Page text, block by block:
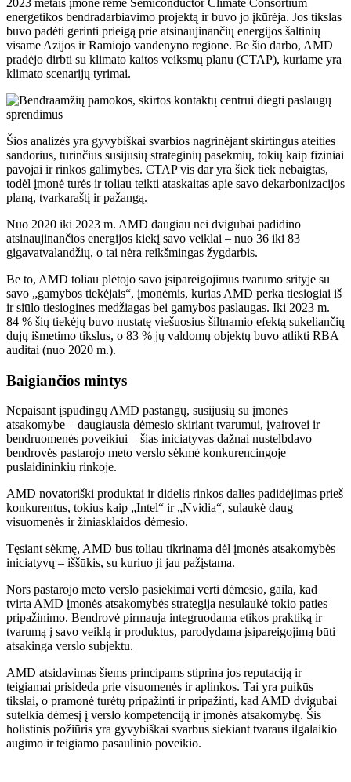
2023 metais įmonė rėmė Semiconductor Climate Consortium
energetikos bendradarbiavimo projektą ir buvo jo įkūrėja. Jos tikslas
buvo padėti gerinti prieigą prie atsinaujinančių energijos šaltinių
visame Azijos ir Ramiojo vandenyno regione. Be šio darbo, AMD
pradėjo dirbti su klimato kaitos veiksmų planu (CTAP), kuriame yra
klimato scenarijų tyrimai.
Šios analizės yra gyvybiškai svarbios nagrinėjant skirtingus ateities
sandorius, turinčius susijusių strateginių pasekmių, tokių kaip fiziniai
pavojai ir rinkos galimybės. CTAP vis dar yra šiek tiek nebaigtas,
todėl įmonė turės ir toliau teikti ataskaitas apie savo dekarbonizacijos
planą, tvarkaraštį ir pažangą.
Nuo 2020 iki 2023 m. AMD daugiau nei dvigubai padidino
atsinaujinančios energijos kiekį savo veiklai – nuo ​​36 iki 83
gigavatvalandžių, o tai nėra reikšmingas žygdarbis.
Be to, AMD toliau plėtojo savo įsipareigojimus tvarumo srityje su
savo „gamybos tiekėjais“, įmonėmis, kurias AMD perka tiesiogiai iš
ir siūlo tiesiogines medžiagas bei gamybos paslaugas. Iki 2023 m.
84 % šių tiekėjų buvo nustatę viešuosius šiltnamio efektą sukeliančių
dujų išmetimo tikslus, o 83 % jų valdomų objektų buvo atlikti RBA
auditai (nuo 2020 m.).
Baigiančios mintys
Nepaisant įspūdingų AMD pastangų, susijusių su įmonės
atsakomybe – daugiausia dėmesio skiriant tvarumui, įvairovei ir
bendruomenės poveikiui – šias iniciatyvas dažnai nustelbdavo
bendrovės pastarojo meto verslo sėkmė konkurencingoje
puslaidininkių rinkoje.
AMD novatoriški produktai ir didelis rinkos dalies padidėjimas prieš
konkurentus, tokius kaip „Intel“ ir „Nvidia“, sulaukė daug
visuomenės ir žiniasklaidos dėmesio.
Tęsiant sėkmę, AMD bus toliau tikrinama dėl įmonės atsakomybės
iniciatyvų – iššūkis, su kuriuo ji jau pažįstama.
Nors pastarojo meto verslo pasiekimai verti dėmesio, gaila, kad
tvirta AMD įmonės atsakomybės strategija nesulaukė tokio paties
pripažinimo. Bendrovė pirmauja integruodama etikos praktiką ir
tvarumą į savo veiklą ir produktus, parodydama įsipareigojimą būti
atsakinga verslo subjektu.
AMD atsidavimas šiems principams stiprina jos reputaciją ir
teigiamai prisideda prie visuomenės ir aplinkos. Tai yra puikūs
tikslai, o pramonė turėtų pripažinti ir pripažinti, kad AMD dvigubai
sutelkia dėmesį į verslo kompetenciją ir įmonės atsakomybę. Šis
holistinis požiūris yra gyvybiškai svarbus siekiant tvaraus ilgalaikio
augimo ir teigiamo pasaulinio poveikio.